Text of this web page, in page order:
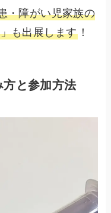
・障がい児家族の
も出展します ！
方と参加方法